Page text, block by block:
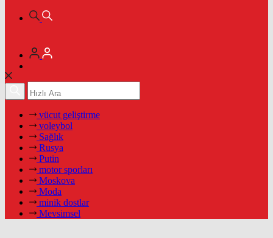
vücut geliştirme
voleybol
Sağlık
Rusya
Putin
motor sporları
Moskova
Moda
minik dostlar
Mevsimsel